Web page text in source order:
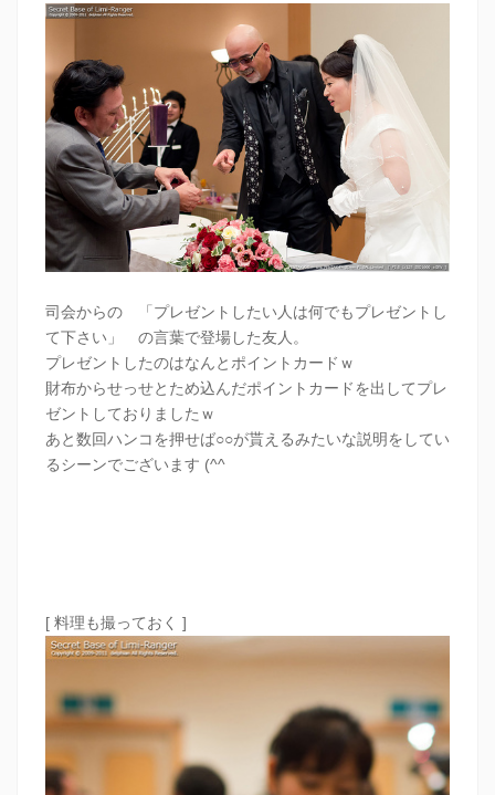
司会からの 「プレゼントしたい人は何でもプレゼントし
て下さい」 の言葉で登場した友人。
プレゼントしたのはなんとポイントカードｗ
財布からせっせとため込んだポイントカードを出してプレ
ゼントしておりましたｗ
あと数回ハンコを押せば○○が貰えるみたいな説明をしてい
るシーンでございます (^^
[ 料理も撮っておく ]